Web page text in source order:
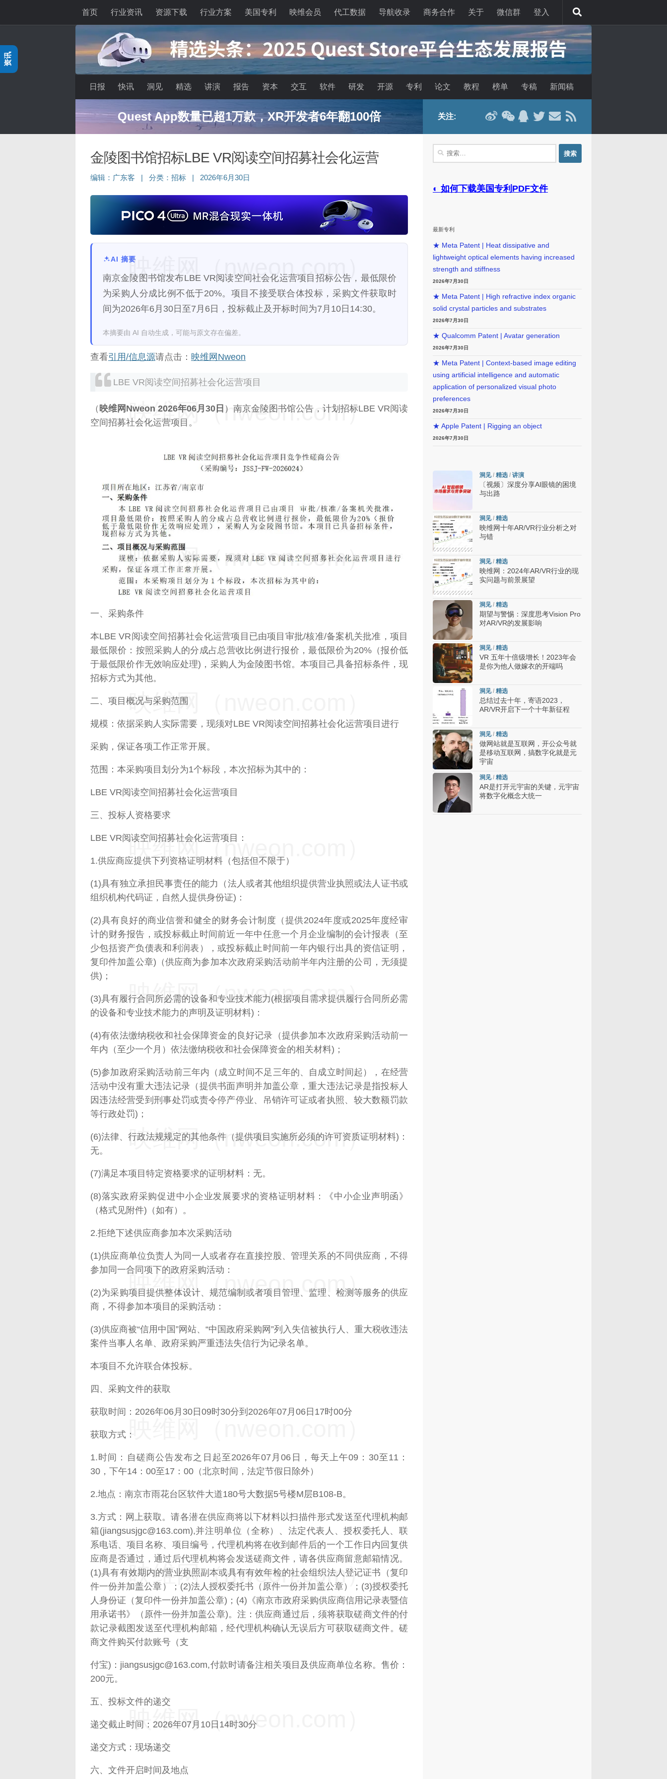
首页 行业资讯 资源下载 行业方案 美国专利 映维会员 代工数据 导航收录 商务合作 关于 微信群 登入
日报 快讯 洞见 精选 讲演 报告 资本 交互 软件 研发 开源 专利 论文 教程 榜单 专稿 新闻稿
深度分享：AI智能眼镜的现实困境与严峻出路
金陵图书馆招标LBE VR阅读空间招募社会化运营
编辑： 广东客 分类： 招标 2026年6月30日
AI 摘要
南京金陵图书馆发布LBE VR阅读空间社会化运营项目招标公告，最低限价
为采购人分成比例不低于20%。项目不接受联合体投标，采购文件获取时
间为2026年6月30日至7月6日，投标截止及开标时间为7月10日14:30。
本摘要由 AI 自动生成，可能与原文存在偏差。
查看引用/信息源请点击： 映维网Nweon
LBE VR阅读空间招募社会化运营项目
（ 映维网Nweon 2026年06月30日 ）南京金陵图书馆公告，计划招标LBE VR阅读
空间招募社会化运营项目。
一、采购条件
本LBE VR阅读空间招募社会化运营项目已由项目审批/核准/备案机关批准，项目
最低限价：按照采购人的分成占总营收比例进行报价，最低限价为20%（报价低
于最低限价作无效响应处理)，采购人为金陵图书馆。本项目己具备招标条件，现
招标方式为其他。
二、项目概况与采购范围
规模：依据采购人实际需要，现须对LBE VR阅读空间招募社会化运营项目进行
采购，保证各项工作正常开展。
范围：本采购项目划分为1个标段，本次招标为其中的：
LBE VR阅读空间招募社会化运营项目
三、投标人资格要求
LBE VR阅读空间招募社会化运营项目：
1.供应商应提供下列资格证明材料（包括但不限于）
(1)具有独立承担民事责任的能力（法人或者其他组织提供营业执照或法人证书或
组织机构代码证，自然人提供身份证)：
(2)具有良好的商业信誉和健全的财务会计制度（提供2024年度或2025年度经审
计的财务报告，或投标截止时间前近一年中任意一个月企业编制的会计报表（至
少包括资产负债表和利润表），或投标截止时间前一年内银行出具的资信证明，
复印件加盖公章)（供应商为参加本次政府采购活动前半年内注册的公司，无须提
供)；
(3)具有履行合同所必需的设备和专业技术能力(根据项目需求提供履行合同所必需
的设备和专业技术能力的声明及证明材料)：
(4)有依法缴纳税收和社会保障资金的良好记录（提供参加本次政府采购活动前一
年内（至少一个月）依法缴纳税收和社会保障资金的相关材料)；
(5)参加政府采购活动前三年内（成立时间不足三年的、自成立时间起），在经营
活动中没有重大违法记录（提供书面声明并加盖公章，重大违法记录是指投标人
因违法经营受到刑事处罚或责令停产停业、吊销许可证或者执照、较大数额罚款
等行政处罚)；
(6)法律、行政法规规定的其他条件（提供项目实施所必须的许可资质证明材料)：
无。
(7)满足本项目特定资格要求的证明材料：无。
(8)落实政府采购促进中小企业发展要求的资格证明材料：《中小企业声明函》
（格式见附件)（如有）。
2.拒绝下述供应商参加本次采购活动
(1)供应商单位负责人为同一人或者存在直接控股、管理关系的不同供应商，不得
参加同一合同项下的政府采购活动：
(2)为采购项目提供整体设计、规范编制或者项目管理、监理、检测等服务的供应
商，不得参加本项目的采购活动：
(3)供应商被“信用中国”网站、“中国政府采购网”列入失信被执行人、重大税收违法
案件当事人名单、政府采购严重违法失信行为记录名单。
本项目不允许联合体投标。
四、采购文件的获取
获取时间：2026年06月30日09时30分到2026年07月06日17时00分
获取方式：
1.时间：自磋商公告发布之日起至2026年07月06日，每天上午09：30至11：
30，下午14：00至17：00（北京时间，法定节假日除外）
2.地点：南京市雨花台区软件大道180号大数据5号楼M层B108-B。
3.方式：网上获取。请各潜在供应商将以下材料以扫描件形式发送至代理机构邮
箱(jiangsusjgc@163.com),并注明单位（全称）、法定代表人、授权委托人、联
系电话、项目名称、项目编号，代理机构将在收到邮件后的一个工作日内回复供
应商是否通过，通过后代理机构将会发送磋商文件，请各供应商留意邮箱情况。
(1)具有有效期内的营业执照副本或具有有效年检的社会组织法人登记证书（复印
件一份并加盖公章）；(2)法人授权委托书（原件一份并加盖公章）；(3)授权委托
人身份证（复印件一份并加盖公章)；(4)《南京市政府采购供应商信用记录表暨信
用承诺书》（原件一份并加盖公章)。注：供应商通过后，须将获取磋商文件的付
款记录截图发送至代理机构邮箱，经代理机构确认无误后方可获取磋商文件。磋
商文件购买付款账号（支
付宝)：jiangsusjgc@163.com,付款时请备注相关项目及供应商单位名称。售价：
200元。
五、投标文件的递交
递交截止时间：2026年07月10日14时30分
递交方式：现场递交
六、文件开启时间及地点
映维网（nweon.com）
映维网（nweon.com）
映维网（nweon.com）
映维网（nweon.com）
映维网（nweon.com）
映维网（nweon.com）
映维网（nweon.com）
映维网（nweon.com）
映维网（nweon.com）
映维网（nweon.com）
映维网（nweon.com）
关注:
搜
索：
◐ 如何下载美国专利PDF文件
最新专利
★ Meta Patent | Heat dissipative and
lightweight optical elements having increased
strength and stiffness
2026年7月30日
★ Meta Patent | High refractive index organic
solid crystal particles and substrates
2026年7月30日
★ Qualcomm Patent | Avatar generation
2026年7月30日
★ Meta Patent | Context-based image editing
using artificial intelligence and automatic
application of personalized visual photo
preferences
2026年7月30日
★ Apple Patent | Rigging an object
2026年7月30日
洞见/ 精选 / 讲演
〔视频〕深度分享AI眼镜的困境
与出路
洞见/ 精选
映维网十年AR/VR行业分析之对
与错
洞见/ 精选
映维网：2024年AR/VR行业的现
实问题与前景展望
洞见/ 精选
期望与警惕：深度思考Vision Pro
对AR/VR的发展影响
洞见/ 精选
VR 五年十倍级增长！2023年会
是你为他人做嫁衣的开端吗
洞见/ 精选
总结过去十年，寄语2023，
AR/VR开启下一个十年新征程
洞见/ 精选
做网站就是互联网，开公众号就
是移动互联网，搞数字化就是元
宇宙
洞见/ 精选
AR是打开元宇宙的关键，元宇宙
将数字化概念大统一
资讯